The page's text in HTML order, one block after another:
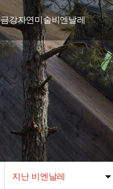
금강자연미술비엔날레
비엔날레 소개
비엔날레 연혁
한국자연미술가협회-야투
조직도
엠블렘/후원기관
오시는 길
지난 비엔날레